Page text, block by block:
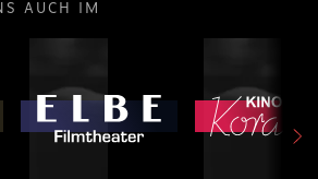
AUCH IM